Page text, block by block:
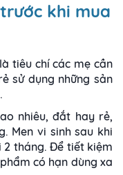
khi mua
tiêu chí các mẹ cần
sử dụng những sản
nhiêu, đắt hay rẻ,
Men vi sinh sau khi
2 tháng. Để tiết kiệm
có hạn dùng xa